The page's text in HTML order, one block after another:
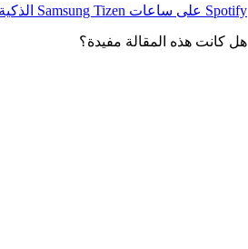
Spotify على ساعات Samsung Tizen الذكية
هل كانت هذه المقالة مفيدة؟